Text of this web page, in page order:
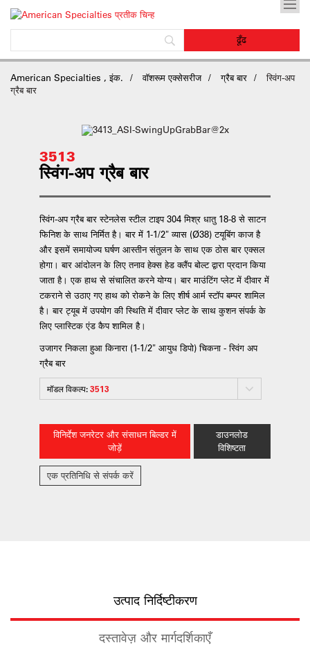
American Specialties , इंक. वॉशरूम एक्सेसरीज ग्रैब बार
स्विंग-अप
ग्रैब बार
3513
स्विंग-अप ग्रैब बार
स्विंग-अप ग्रैब बार स्टेनलेस स्टील टाइप 304 मिश्र धातु 18-8 से साटन
फिनिश के साथ निर्मित है। बार में 1-1/2" व्यास (Ø38) टयूबिंग काज है
और इसमें समायोज्य घर्षण आस्तीन संतुलन के साथ एक ठोस बार एक्सल
होगा। बार आंदोलन के लिए तनाव हेक्स हेड क्लैंप बोल्ट द्वारा प्रदान किया
जाता है। एक हाथ से संचालित करने योग्य। बार माउंटिंग प्लेट में दीवार में
टकराने से उठाए गए हाथ को रोकने के लिए शीर्ष आर्म स्टॉप बम्पर शामिल
है। बार ट्यूब में उपयोग की स्थिति में दीवार प्लेट के साथ कुशन संपर्क के
लिए प्लास्टिक एंड कैप शामिल है।
उजागर निकला हुआ किनारा (1-1/2" आयुध डिपो) चिकना - स्विंग अप
ग्रैब बार
मॉडल विकल्प:3513
विनिर्देश जनरेटर और संसाधन बिल्डर में
जोड़ें
डाउनलोड
विशिष्टता
एक प्रतिनिधि से संपर्क करें
उत्पाद निर्दिष्टीकरण
दस्तावेज़ और मार्गदर्शिकाएँ